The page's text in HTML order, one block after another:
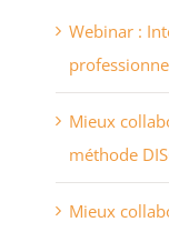
Webinar :
Mieux
méthode
Mieux